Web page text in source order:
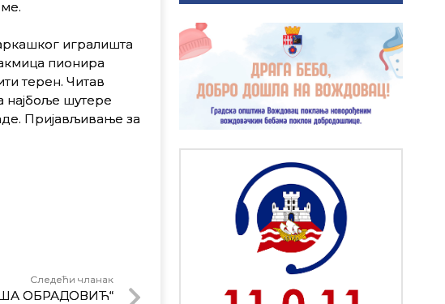
игралишта
пионира
терен. Читав
најбоље шутере
Пријављивање за
Следећи чланак
ОБРАДОВИЋ“